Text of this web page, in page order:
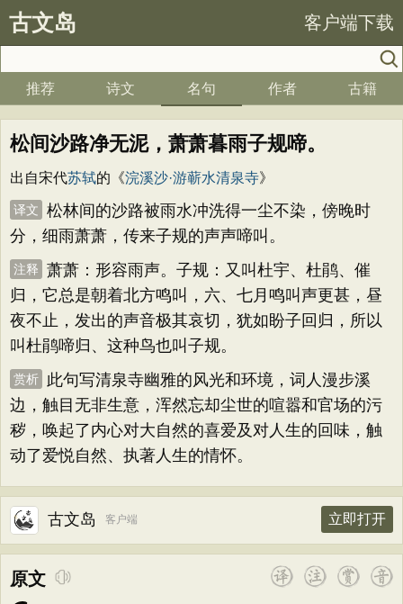
古文岛 客户端下载
推荐 诗文 名句 作者 古籍
松间沙路净无泥，萧萧暮雨子规啼。
出自宋代苏轼的《浣溪沙·游蕲水清泉寺》
译文
松林间的沙路被雨水冲洗得一尘不染，傍晚时
分，细雨萧萧，传来子规的声声啼叫。
注释
萧萧：形容雨声。子规：又叫杜宇、杜鹃、催
归，它总是朝着北方鸣叫，六、七月鸣叫声更甚，昼
夜不止，发出的声音极其哀切，犹如盼子回归，所以
叫杜鹃啼归、这种鸟也叫子规。
赏析
此句写清泉寺幽雅的风光和环境，词人漫步溪
边，触目无非生意，浑然忘却尘世的喧嚣和官场的污
秽，唤起了内心对大自然的喜爱及对人生的回味，触
动了爱悦自然、执著人生的情怀。
古文岛 客户端 立即打开
原文